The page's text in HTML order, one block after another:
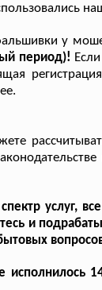
у
период)!
услуг,
и